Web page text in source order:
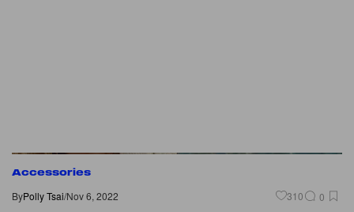
Accessories
ByPolly Tsai/Nov 6, 2022 310 0